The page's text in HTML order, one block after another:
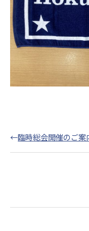
←臨時総会開催のご案